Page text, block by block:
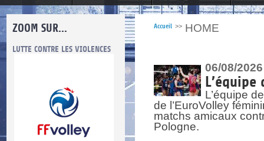
ZOOM SUR...
LUTTE CONTRE LES VIOLENCES MA PETITE SPONSO
Accueil >> HOME
06/08/2026
L’équipe
L’équipe
de l’EuroVolley
matchs amicaux
Pologne.